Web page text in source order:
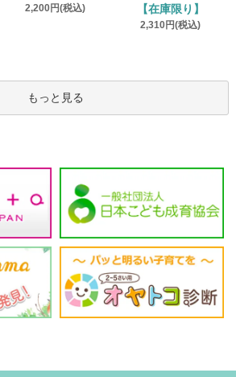
2,200円(税込)
【在庫限り】
2,310円(税込)
もっと見る